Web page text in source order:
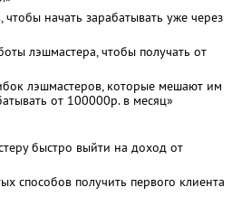
чтобы начать зарабатывать уже через
лэшмастера, чтобы получать от
лэшмастеров, которые мешают им
от 100000р. в месяц»
быстро выйти на доход от
способов получить первого клиента